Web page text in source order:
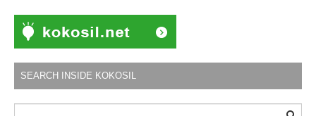
SEARCH INSIDE KOKOSIL